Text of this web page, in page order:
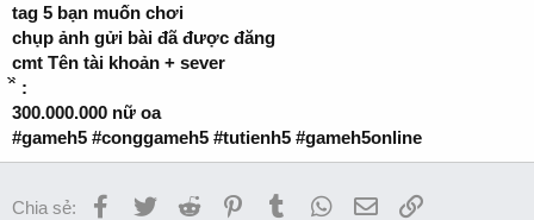
tag 5 bạn muốn chơi
chụp ảnh gửi bài đã được đăng
cmt Tên tài khoản + sever
̂̀ ̀ :
300.000.000 nữ oa
#gameh5 #conggameh5 #tutienh5 #gameh5online
Chia sẻ: Facebook
TwitterReddit PinterestTumblrWhatsApp
EmailLink